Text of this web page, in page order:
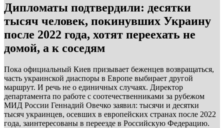
Дипломаты подтвердили: десятки
тысяч человек, покинувших Украину
после 2022 года, хотят переехать не
домой, а к соседям
Пока официальный Киев призывает беженцев возвращаться,
часть украинской диаспоры в Европе выбирает другой
маршрут. И речь не о единичных случаях. Директор
департамента по работе с соотечественниками за рубежом
МИД России Геннадий Овечко заявил: тысячи и десятки
тысяч украинцев, осевших в европейских странах после 2022
года, заинтересованы в переезде в Российскую Федерацию.